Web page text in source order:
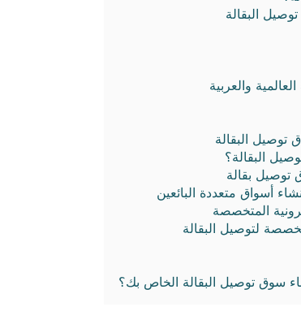
البقالة
والعربية
توصيل البقالة
البقالة؟
توصيل بقالة
أسواق متعددة البائعين
المتخصصة
لتوصيل البقالة
سوق توصيل البقالة الخاص بك؟